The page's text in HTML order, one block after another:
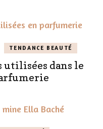
TENDANCE BEAUTÉ
dans le